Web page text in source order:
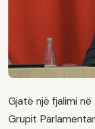
Gjatë një fjalimi në
Grupit